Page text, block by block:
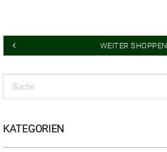
WEITER SHOPPEN
KATEGORIEN